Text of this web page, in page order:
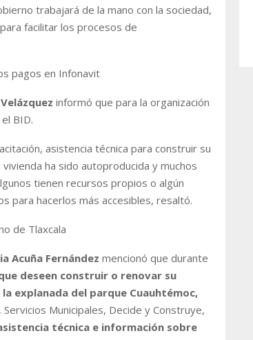
trabajará de la mano con la sociedad,
facilitar los procesos de
pagos en Infonavit
informó que para la organización
BID.
asistencia técnica para construir su
ha sido autoproducida y muchos
tienen recursos propios o algún
para hacerlos más accesibles, resaltó.
de Tlaxcala
Acuña Fernández mencionó que durante
deseen construir o renovar su
explanada del parque Cuauhtémoc,
Municipales, Decide y Construye,
técnica e información sobre